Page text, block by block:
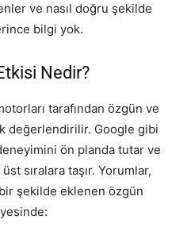
ve nasıl doğru şekilde
bilgi yok.
Nedir?
tarafından özgün ve
değerlendirilir. Google gibi
ön planda tutar ve
sıralara taşır. Yorumlar,
şekilde eklenen özgün